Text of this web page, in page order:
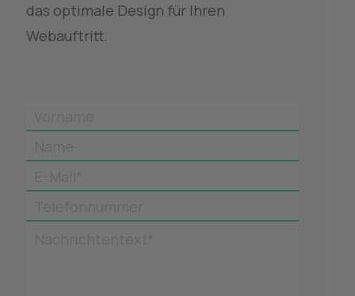
das optimale Design für Ihren
Webauftritt.